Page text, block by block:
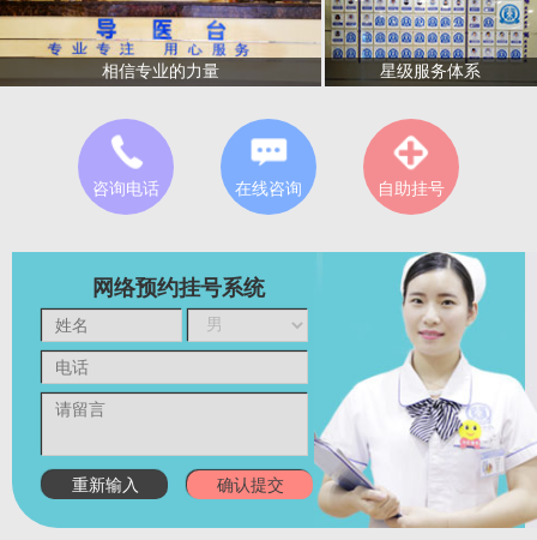
相信专业的力量 星级服务体系
咨询电话 在线咨询 自助挂号
网络预约挂号系统